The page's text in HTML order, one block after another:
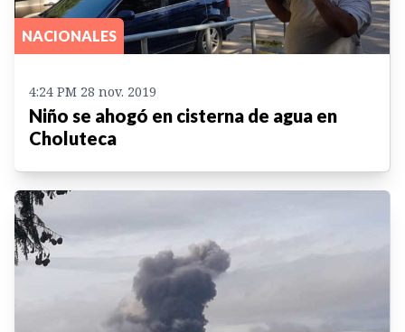
NACIONALES
4:24 PM 28 nov. 2019
Niño se ahogó en cisterna de agua en
Choluteca